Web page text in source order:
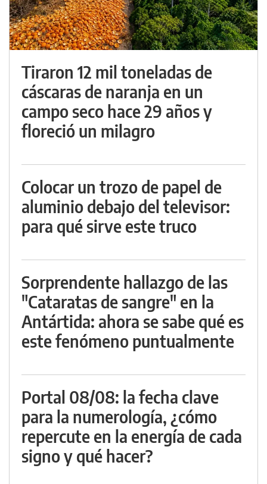
Tiraron 12 mil toneladas de
cáscaras de naranja en un
campo seco hace 29 años y
floreció un milagro
Colocar un trozo de papel de
aluminio debajo del televisor:
para qué sirve este truco
Sorprendente hallazgo de las
"Cataratas de sangre" en la
Antártida: ahora se sabe qué es
este fenómeno puntualmente
Portal 08/08: la fecha clave
para la numerología, ¿cómo
repercute en la energía de cada
signo y qué hacer?